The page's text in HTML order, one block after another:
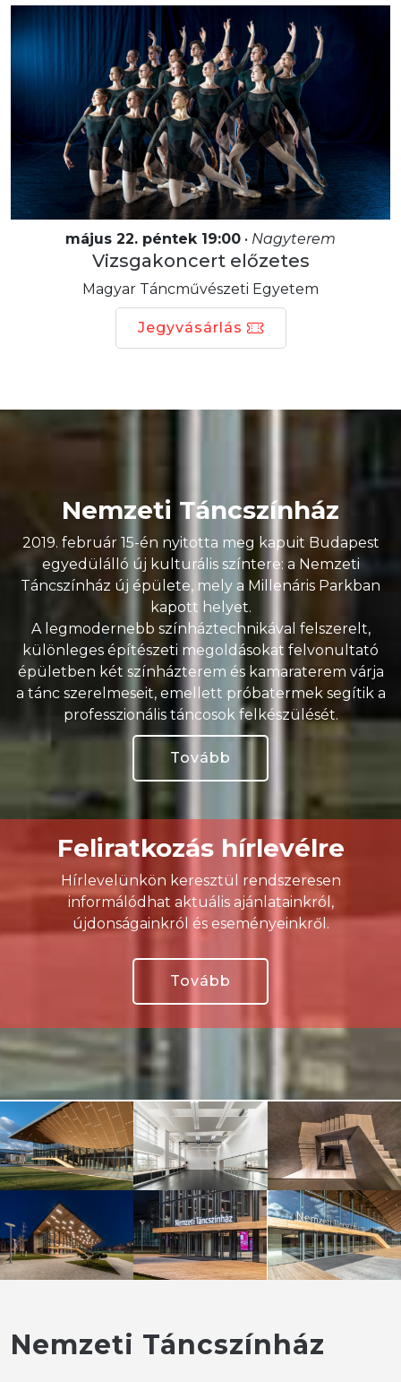
május 22. péntek 19:00 • Nagyterem
Vizsgakoncert előzetes
Magyar Táncművészeti Egyetem
Jegyvásárlás
Nemzeti Táncszínház
2019. február 15-én nyitotta meg kapuit Budapest
egyedülálló új kulturális színtere: a Nemzeti
Táncszínház új épülete, mely a Millenáris Parkban
kapott helyet.
A legmodernebb színháztechnikával felszerelt,
különleges építészeti megoldásokat felvonultató
épületben két színházterem és kamaraterem várja
a tánc szerelmeseit, emellett próbatermek segítik a
professzionális táncosok felkészülését.
Tovább
Feliratkozás hírlevélre
Hírlevelünkön keresztül rendszeresen
informálódhat aktuális ajánlatainkról,
újdonságainkról és eseményeinkről.
Tovább
Nemzeti Táncszínház